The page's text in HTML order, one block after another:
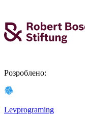
Розроблено:
Levprograming